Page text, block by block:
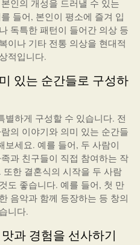
인의 개성을 드러낼 수 있는
들어, 본인이 평소에 즐겨 입
독특한 패턴이 들어간 의상 등
이나 기타 전통 의상을 현대적
적입니다.
있는 순간들로 구성하
별하게 구성할 수 있습니다. 전
의 이야기와 의미 있는 순간들
보세요. 예를 들어, 두 사람이
과 친구들이 직접 참여하는 작
한 결혼식의 시작을 두 사람
도 좋습니다. 예를 들어, 첫 만
음악과 함께 등장하는 등 창의
니다.
과 경험을 선사하기